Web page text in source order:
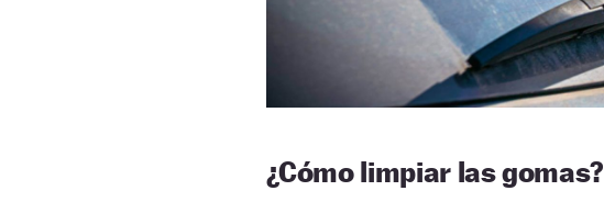
¿Cómo limpiar las gomas?